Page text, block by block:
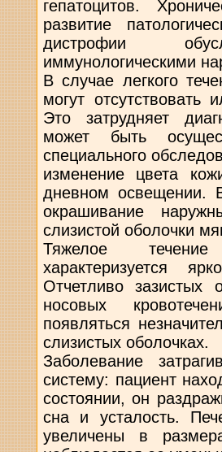
гепатоцитов.
развитие
дистрофии
иммунологическими
В случае легкого
могут отсутствовать
Это затрудняет
может быть
специального
изменение цвета
дневном освещении.
окрашивание
слизистой оболочки
Тяжелое
характеризуется
Отчетливо зазистых
носовых
появляться
слизистых оболочках.
Заболевание
систему: пациент
состоянии, он
сна и усталость.
увеличены в